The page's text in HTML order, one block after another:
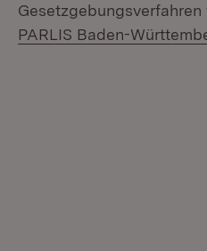
PARLIS Baden-